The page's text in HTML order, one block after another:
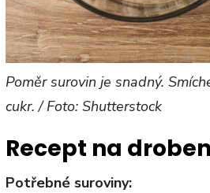
Poměr surovin je snadný.
cukr. / Foto: Shutterstock
Recept na
Potřebné suroviny: